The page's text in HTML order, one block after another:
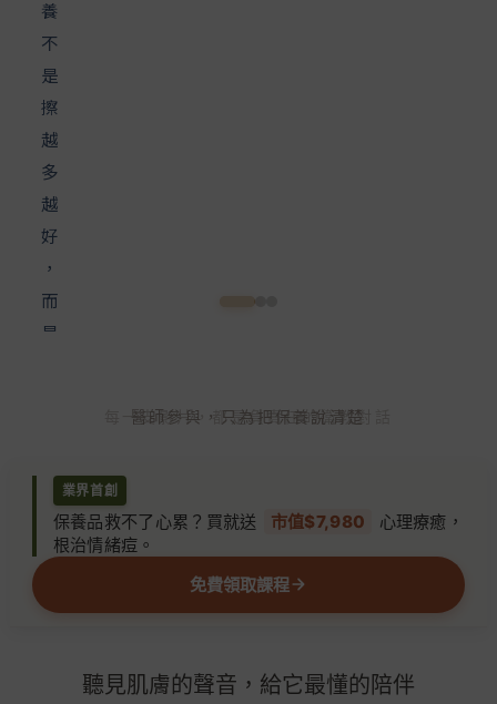
。
讓
你
在
日
常
保
養
中
，
定
的
肌
醫師參與，只為把保養說清楚
每一支影片，都是負責任的衛教對話
業界首創
保養品救不了心累？買就送 市值$7,980
心理療癒，
根治情緒痘。
免費領取課程
聽見肌膚的聲音，給它最懂的陪伴